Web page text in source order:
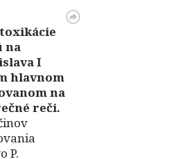
na
I
hlavnom
na
reči.
P.